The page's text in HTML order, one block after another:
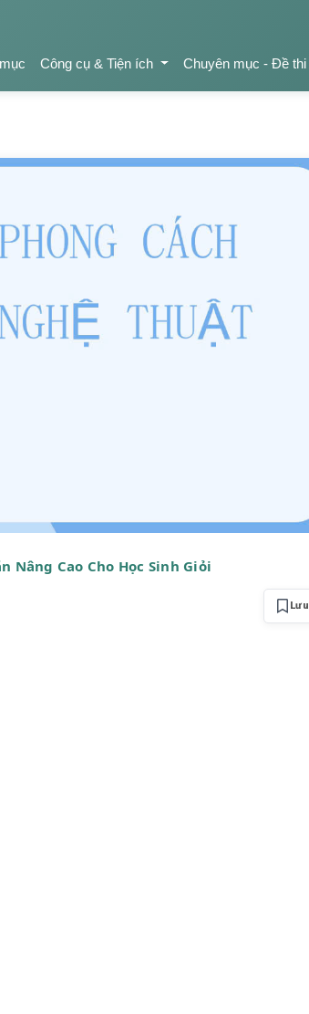
Công cụ & Tiện ích Chuyên mục - Đề thi
Nâng Cao Cho Học Sinh Giỏi
Lưu